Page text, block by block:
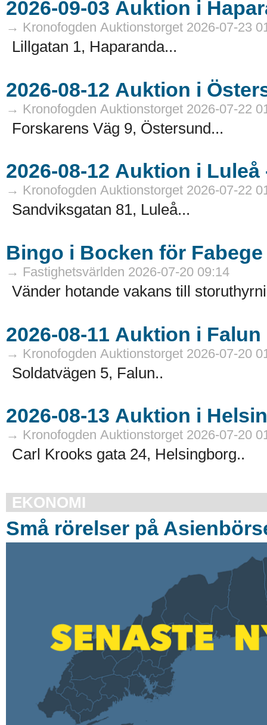
→ Kronofogden Auktionstorget 2026-07-23
Lillgatan 1, Haparanda...
→ Kronofogden Auktionstorget 2026-07-22
Forskarens Väg 9, Östersund...
→ Kronofogden Auktionstorget 2026-07-22
Sandviksgatan 81, Luleå...
Bingo i Bocken för Fabege
→ Fastighetsvärlden 2026-07-20 09:14
Vänder hotande vakans till
→ Kronofogden Auktionstorget 2026-07-20
Soldatvägen 5, Falun..
→ Kronofogden Auktionstorget 2026-07-20
Carl Krooks gata 24, Helsingborg..
EKONOMI
Små rörelser på